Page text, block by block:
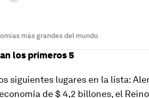
más grandes del mundo
los primeros 5
siguientes lugares en la lista:
de $ 4,2 billones, el